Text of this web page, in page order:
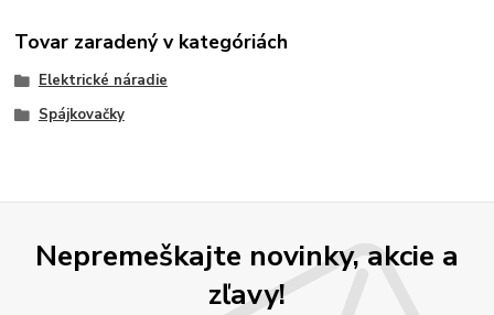
Tovar zaradený v kategóriách
Elektrické náradie
Spájkovačky
Nepremeškajte novinky, akcie a
zľavy!